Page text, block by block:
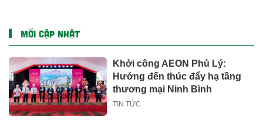
MỚI CẬP NHẬT
Khởi công AEON Phủ Lý:
Hướng đến thúc đẩy hạ tầng
thương mại Ninh Bình
TIN TỨC